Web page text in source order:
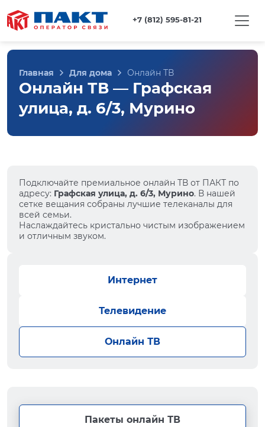
+7 (812) 595-81-21
Главная Для дома Онлайн ТВ
Онлайн ТВ — Графская
улица, д. 6/3, Мурино
Подключайте премиальное онлайн ТВ от ПАКТ по
адресу: Графская улица, д. 6/3, Мурино. В нашей
сетке вещания собраны лучшие телеканалы для
всей семьи.
Наслаждайтесь кристально чистым изображением
и отличным звуком.
Интернет
Телевидение
Онлайн ТВ
Пакеты онлайн ТВ